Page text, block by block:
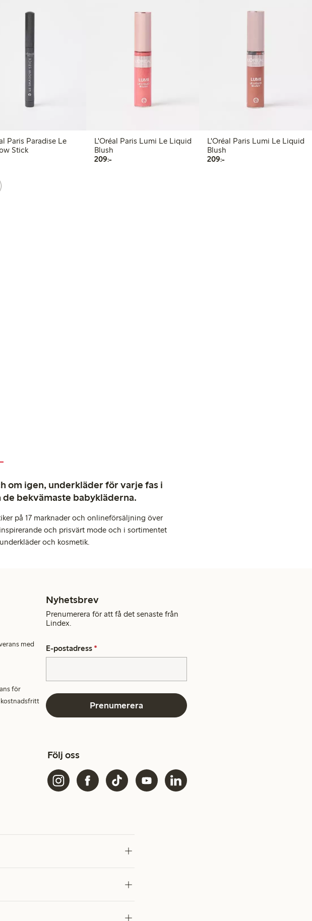
Paris Paradise Le
Stick
kr
L'Oréal Paris Lumi Le Liquid
Blush
209:-209,00 kr
L'Oréal Paris Lumi Le Liquid
Blush
209:-209,00 kr
om igen, underkläder för varje fas i
bekvämaste babykläderna.
på 17 marknader och onlineförsäljning över
och prisvärt mode och i sortimentet
och kosmetik.
med
för
kostnadsfritt
Nyhetsbrev
Prenumerera för att få det senaste från
Lindex.
E-postadress *
Prenumerera
Följ oss